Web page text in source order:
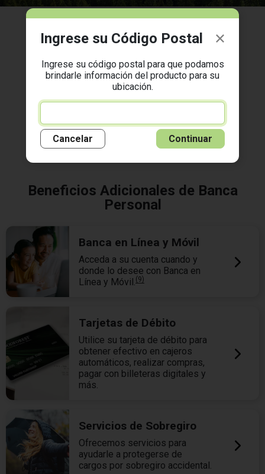
Ingrese su Código Postal
Ingrese su código postal para que podamos
brindarle información del producto para su
ubicación.
Cancelar Continuar
Usted!
Encuentre la sucursal más cercana y visítenos hoy
mismo.
Busque una Sucursal
Beneficios Adicionales de Banca
Personal
Banca en Línea y Móvil
Acceda a su cuenta cuando y
donde lo desee con Banca en
Línea y Móvil.(9)
Tarjetas de Débito
Utilice su tarjeta de débito para
obtener efectivo en cajeros
automáticos, realizar compras,
pagar con billeteras digitales y
más.
Servicios de Sobregiro
Ofrecemos servicios para
ayudarle a protegerse de
cargos por sobregiro accidental.